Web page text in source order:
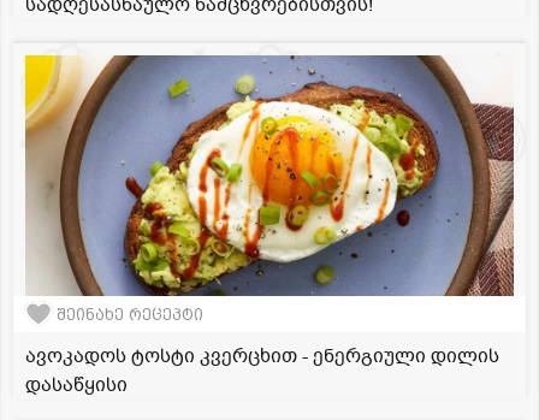
შეინახე რეცეპტი
ავოკადოს ტოსტი კვერცხით - ენერგიული დილის
დასაწყისი